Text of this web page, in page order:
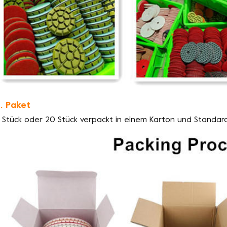
Paket
Stück oder 20 Stück verpackt in einem Karton und